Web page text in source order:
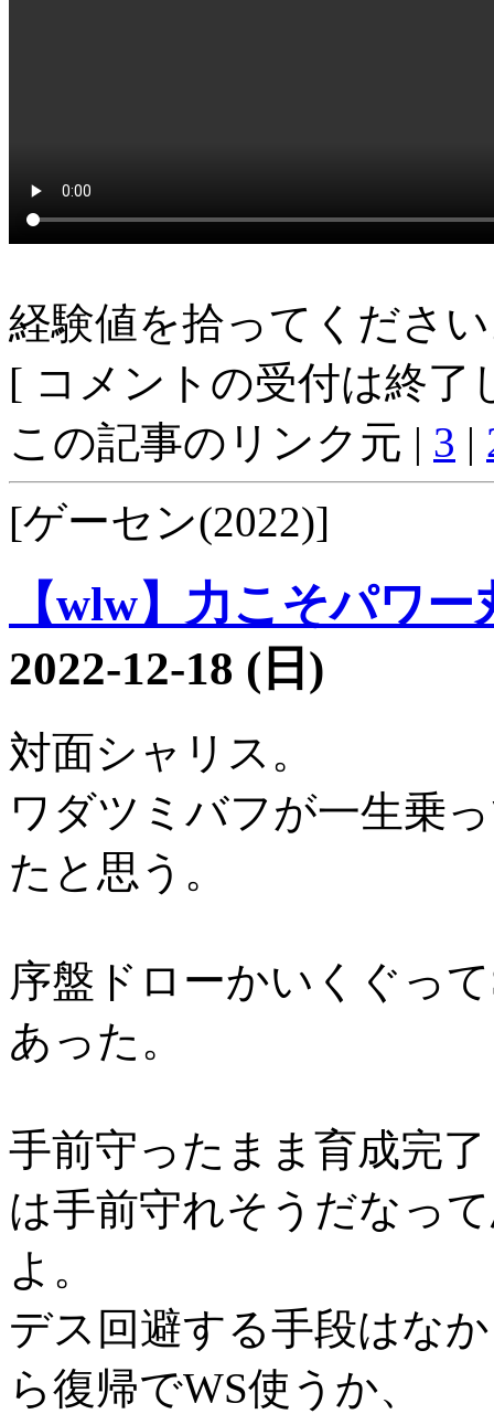
経験値を拾ってくださ
[ コメントの受付は終了
この記事のリンク元 | 3 |
[ゲーセン(2022)]
【wlw】力こそパワ
2022-12-18 (日)
対面シャリス。
ワダツミバフが一生乗
たと思う。
序盤ドローかいくぐっ
あった。
手前守ったまま育成完
は手前守れそうだなっ
よ。
デス回避する手段はな
ら復帰でWS使うか、